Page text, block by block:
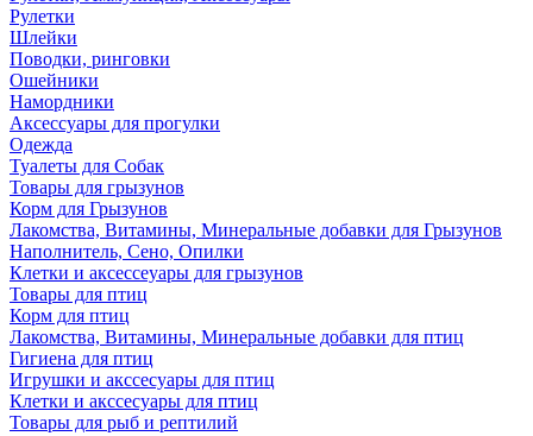
Рулетки
Шлейки
Поводки, ринговки
Ошейники
Намордники
Аксессуары для прогулки
Одежда
Туалеты для Собак
Товары для грызунов
Корм для Грызунов
Лакомства, Витамины, Минеральные добавки для Грызунов
Наполнитель, Сено, Опилки
Клетки и аксессеуары для грызунов
Товары для птиц
Корм для птиц
Лакомства, Витамины, Минеральные добавки для птиц
Гигиена для птиц
Игрушки и акссесуары для птиц
Клетки и акссесуары для птиц
Товары для рыб и рептилий